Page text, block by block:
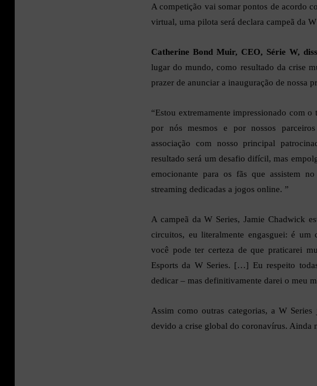
A competição vai somar pontos de acordo
virtual, uma pilota será declara campeã da
Catherine Bond Muir, CEO, Série W,
lugar do mundo, como resultado da crise
prazer de anunciar a inauguração de nossa
“Estou extremamente impressionado com
por nós mesmos e por nossos
associação com nosso principal
resultado será um desafio difícil, mas
emocionante para os fãs que assistem
streaming dedicadas a jogos online. ”
A campeã da W Series, Jamie Chadwick
circuitos, eu literalmente engasguei: é um
você pode ter certeza de que praticarei
Esports da W Series. […] Eu respeito
dedicar – mas definitivamente darei o meu
Assim como outras categorias, a W
devido a crise global do coronavírus. Ainda